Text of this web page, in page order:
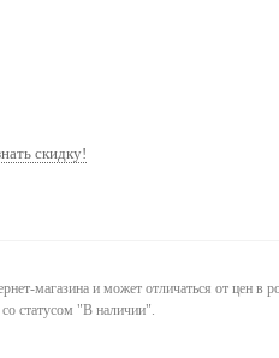
скидку!
магазина и может отличаться от цен в
статусом "В наличии".